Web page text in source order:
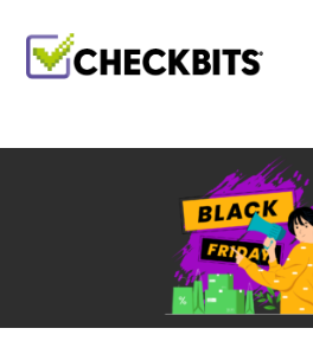
para
conteúdo